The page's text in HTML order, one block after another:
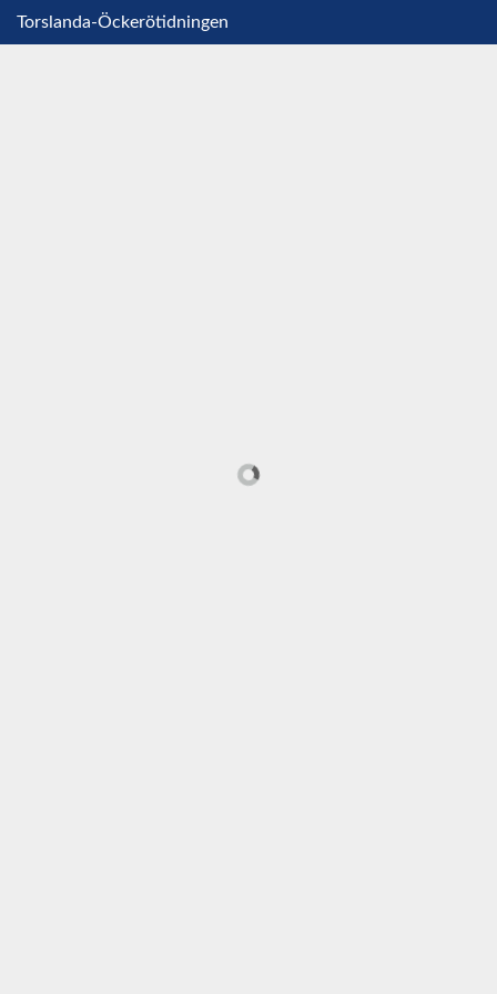
Torslanda-Öckerötidningen